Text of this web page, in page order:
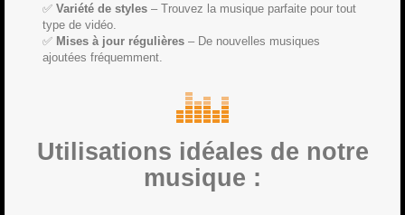
✅ Variété de styles – Trouvez la musique parfaite pour tout
type de vidéo.
✅ Mises à jour régulières – De nouvelles musiques
ajoutées fréquemment.
Utilisations idéales de notre
musique :